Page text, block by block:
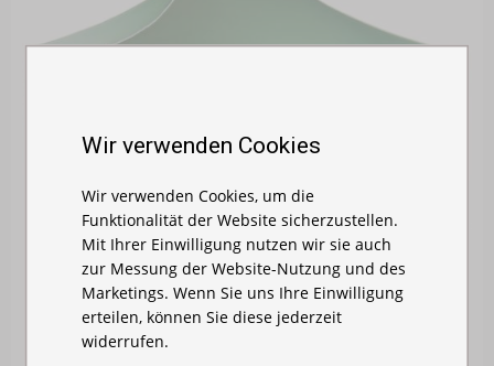
Wir verwenden Cookies
Wir verwenden Cookies, um die
Funktionalität der Website sicherzustellen.
Mit Ihrer Einwilligung nutzen wir sie auch
zur Messung der Website-Nutzung und des
Marketings. Wenn Sie uns Ihre Einwilligung
erteilen, können Sie diese jederzeit
widerrufen.